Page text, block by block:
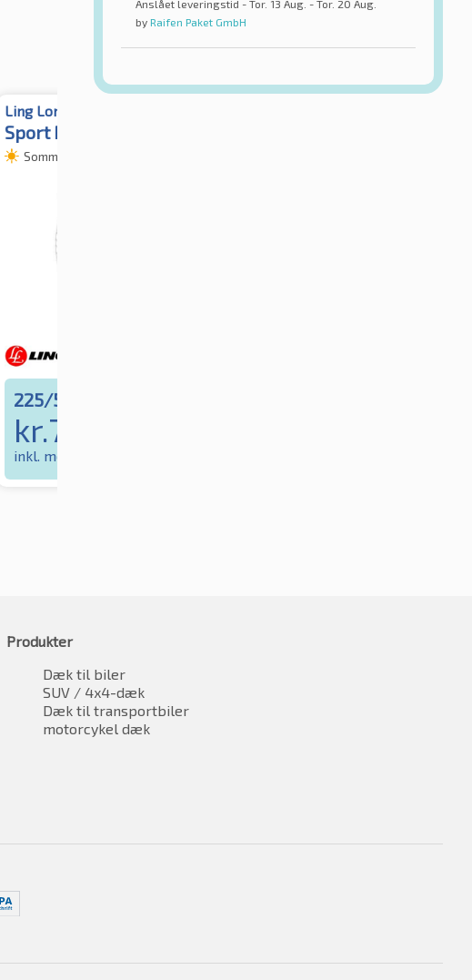
Anslået leveringstid - Tor. 13 Aug. - Tor. 20 Aug.
by Raifen Paket GmbH
Ling Long
Sport Master C/S TL
Sommerdæk
225/55R19 99V
kr.702.46
inkl. moms
Produkter
Dæk til biler
SUV / 4x4-dæk
Dæk til transportbiler
motorcykel dæk